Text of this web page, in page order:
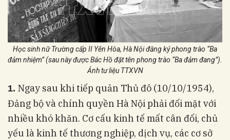
Học sinh nữ Trường cấp II Yên Hòa, Hà Nội đăng ký phong trào “Ba
đảm nhiệm” (sau này được Bác Hồ đặt tên phong trào “Ba đảm đang”).
Ảnh tư liệu TTXVN
1. Ngay sau khi tiếp quản Thủ đô (10/10/1954),
Đảng bộ và chính quyền Hà Nội phải đối mặt với
nhiều khó khăn. Cơ cấu kinh tế mất cân đối, chủ
yếu là kinh tế thương nghiệp, dịch vụ, các cơ sở